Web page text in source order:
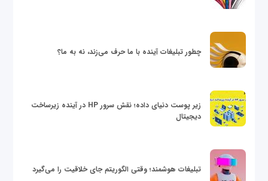
چطور تبلیغات آینده با ما حرف می‌زند، نه به ما؟
زیر پوست دنیای داده؛ نقش سرور HP در آینده زیرساخت
دیجیتال
تبلیغات هوشمند؛ وقتی الگوریتم جای خلاقیت را می‌گیرد